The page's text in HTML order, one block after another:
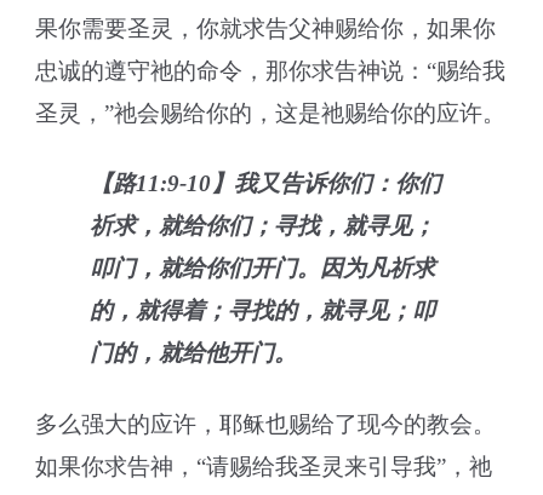
果你需要圣灵，你就求告父神赐给你，如果你
忠诚的遵守祂的命令，那你求告神说：“赐给我
圣灵，”祂会赐给你的，这是祂赐给你的应许。
【路11:9-10】我又告诉你们：你们
祈求，就给你们；寻找，就寻见；
叩门，就给你们开门。因为凡祈求
的，就得着；寻找的，就寻见；叩
门的，就给他开门。
多么强大的应许，耶稣也赐给了现今的教会。
如果你求告神，“请赐给我圣灵来引导我”，祂